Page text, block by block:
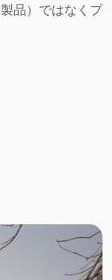
品）ではなくプ